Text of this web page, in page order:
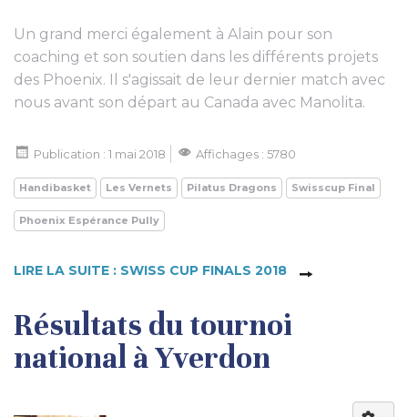
Un grand merci également à Alain pour son
coaching et son soutien dans les différents projets
des Phoenix. Il s'agissait de leur dernier match avec
nous avant son départ au Canada avec Manolita.
Publication : 1 mai 2018 Affichages : 5780
Handibasket Les Vernets Pilatus Dragons Swisscup Final
Phoenix Espérance Pully
LIRE LA SUITE : SWISS CUP FINALS 2018
Résultats du tournoi
national à Yverdon